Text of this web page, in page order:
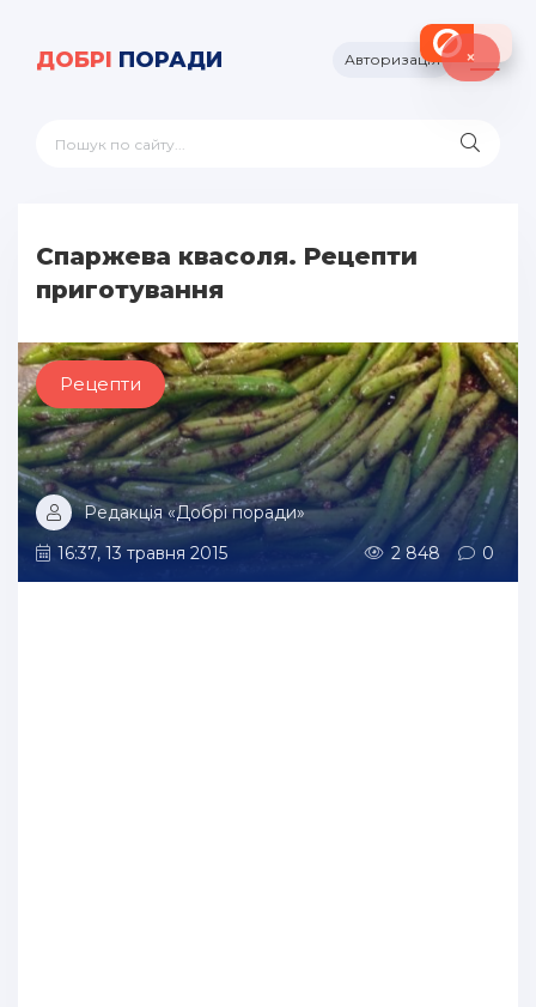
ДОБРІ ПОРАДИ Авторизація
Спаржева квасоля. Рецепти
приготування
Рецепти
Редакція «Добрі поради»
16:37, 13 травня 2015
2 848 0
×